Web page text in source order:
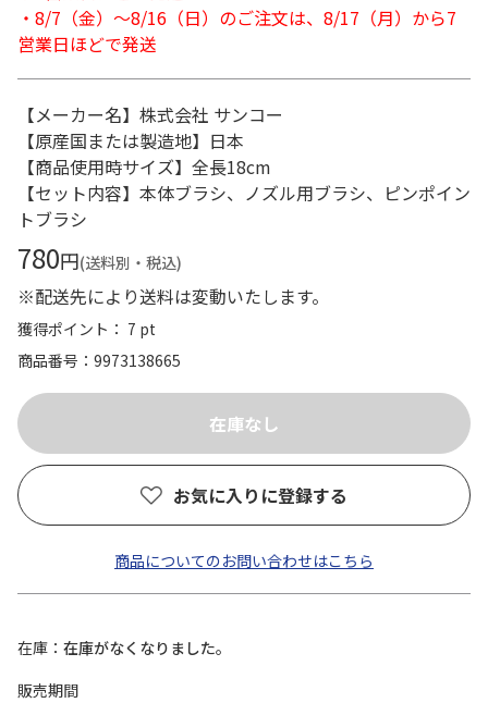
・8/7（金）～8/16（日）のご注文は、8/17（月）から7
営業日ほどで発送
【メーカー名】株式会社 サンコー
【原産国または製造地】日本
【商品使用時サイズ】全長18cm
【セット内容】本体ブラシ、ノズル用ブラシ、ピンポイン
トブラシ
780円(送料別・税込)
※配送先により送料は変動いたします。
獲得ポイント： 7 pt
商品番号
9973138665
お気に入りに登録する
商品についてのお問い合わせはこちら
在庫
在庫がなくなりました。
販売期間